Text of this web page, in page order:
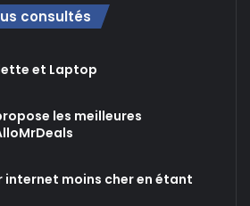
consultés
et Laptop
les meilleures
internet moins cher en étant